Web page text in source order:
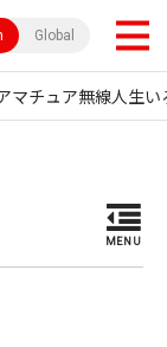
Global
マチュア無線人生い
MENU